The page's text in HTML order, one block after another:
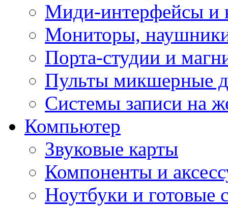
Миди-интерфейсы и
Мониторы,
Порта-студии и
Пульты микшерные
Системы записи на
Компьютер
Звуковые карты
Компоненты и
Ноутбуки и готовые